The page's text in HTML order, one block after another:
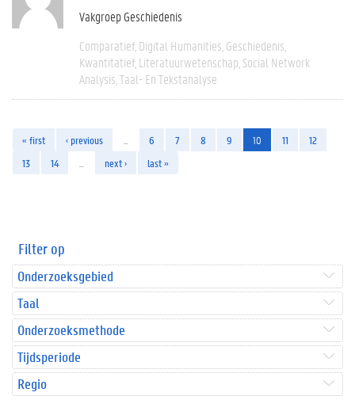
Vakgroep Geschiedenis
Comparatief Digital Humanities Geschiedenis
Kwantitatief Literatuurwetenschap Social Network
Analysis Taal- En Tekstanalyse
« first ‹ previous 6 7 8 9 10 11
12
13
14 next › last »
Filter op
Onderzoeksgebied
Taal
Onderzoeksmethode
Tijdsperiode
Regio